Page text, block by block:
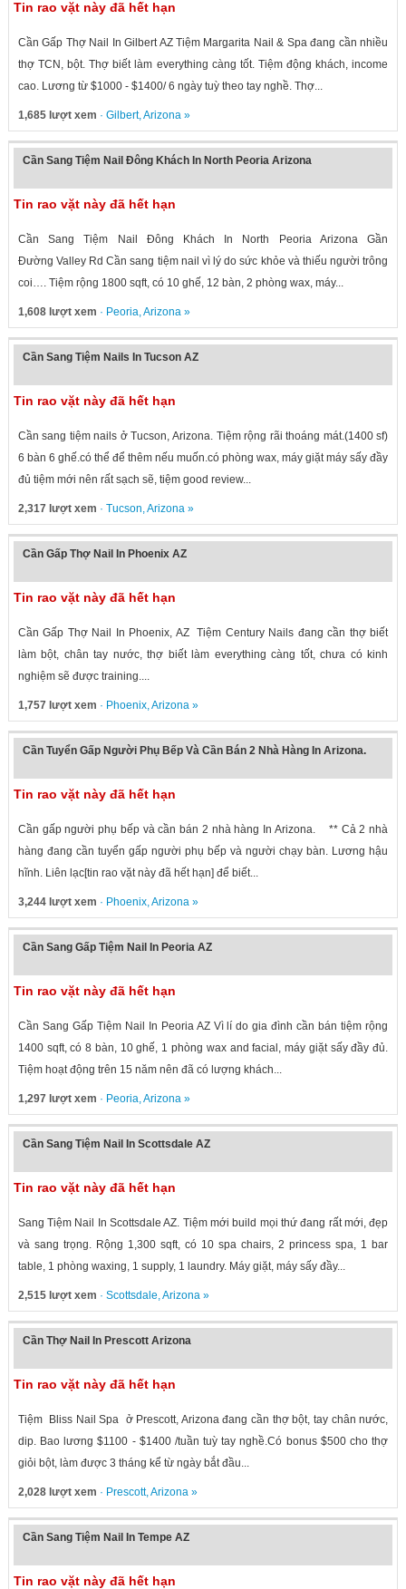
Tin rao vặt này đã hết hạn
Cần Gấp Thợ Nail In Gilbert AZ Tiệm Margarita Nail & Spa đang cần nhiều
thợ TCN, bột. Thợ biết làm everything càng tốt. Tiệm động khách, income
cao. Lương từ $1000 - $1400/ 6 ngày tuỳ theo tay nghề. Thợ...
1,685 lượt xem · Gilbert,Arizona»
Cần Sang Tiệm Nail Đông Khách In North Peoria Arizona
Tin rao vặt này đã hết hạn
Cần Sang Tiệm Nail Đông Khách In North Peoria Arizona Gần
Đường Valley Rd Cần sang tiệm nail vì lý do sức khỏe và thiếu người trông
coi…. Tiệm rộng 1800 sqft, có 10 ghế, 12 bàn, 2 phòng wax, máy...
1,608 lượt xem · Peoria,Arizona»
Cần Sang Tiệm Nails In Tucson AZ
Tin rao vặt này đã hết hạn
Cần sang tiệm nails ở Tucson, Arizona. Tiệm rộng rãi thoáng mát.(1400 sf)
6 bàn 6 ghế.có thể để thêm nếu muốn.có phòng wax, máy giặt máy sấy đầy
đủ tiệm mới nên rất sạch sẽ, tiệm good review...
2,317 lượt xem · Tucson,Arizona»
Cần Gấp Thợ Nail In Phoenix AZ
Tin rao vặt này đã hết hạn
Cần Gấp Thợ Nail In Phoenix, AZ Tiệm Century Nails đang cần thợ biết
làm bột, chân tay nước, thợ biết làm everything càng tốt, chưa có kinh
nghiệm sẽ được training....
1,757 lượt xem · Phoenix,Arizona»
Cần Tuyển Gấp Người Phụ Bếp Và Cần Bán 2 Nhà Hàng In Arizona.
Tin rao vặt này đã hết hạn
Cần gấp người phụ bếp và cần bán 2 nhà hàng In Arizona. ** Cả 2 nhà
hàng đang cần tuyển gấp người phụ bếp và người chạy bàn. Lương hậu
hĩnh. Liên lạc[tin rao vặt này đã hết hạn] để biết...
3,244 lượt xem · Phoenix,Arizona»
Cần Sang Gấp Tiệm Nail In Peoria AZ
Tin rao vặt này đã hết hạn
Cần Sang Gấp Tiệm Nail In Peoria AZ Vì lí do gia đình cần bán tiệm rộng
1400 sqft, có 8 bàn, 10 ghế, 1 phòng wax and facial, máy giặt sấy đầy đủ.
Tiệm hoạt động trên 15 năm nên đã có lượng khách...
1,297 lượt xem · Peoria,Arizona»
Cần Sang Tiệm Nail In Scottsdale AZ
Tin rao vặt này đã hết hạn
Sang Tiệm Nail In Scottsdale AZ. Tiệm mới build mọi thứ đang rất mới, đẹp
và sang trọng. Rộng 1,300 sqft, có 10 spa chairs, 2 princess spa, 1 bar
table, 1 phòng waxing, 1 supply, 1 laundry. Máy giặt, máy sấy đầy...
2,515 lượt xem · Scottsdale,Arizona»
Cần Thợ Nail In Prescott Arizona
Tin rao vặt này đã hết hạn
Tiệm Bliss Nail Spa ở Prescott, Arizona đang cần thợ bột, tay chân nước,
dip. Bao lương $1100 - $1400 /tuần tuỳ tay nghề.Có bonus $500 cho thợ
giỏi bột, làm được 3 tháng kể từ ngày bắt đầu...
2,028 lượt xem · Prescott,Arizona»
Cần Sang Tiệm Nail In Tempe AZ
Tin rao vặt này đã hết hạn